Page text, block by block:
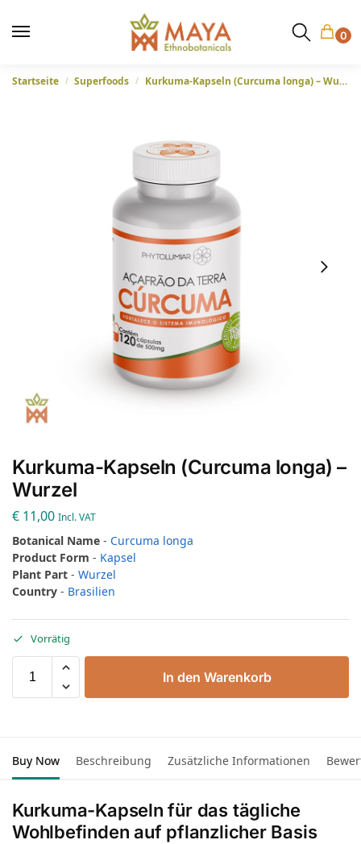
0
Startseite / Superfoods / Kurkuma-Kapseln (Curcuma longa) – Wurzel
Kurkuma-Kapseln (Curcuma longa) –
Wurzel
€ 11,00 Incl. VAT
Botanical Name - Curcuma longa
Product Form - Kapsel
Plant Part - Wurzel
Country - Brasilien
Vorrätig
In den Warenkorb
Buy Now Beschreibung Zusätzliche Informationen
Kurkuma-Kapseln für das tägliche
Wohlbefinden auf pflanzlicher Basis